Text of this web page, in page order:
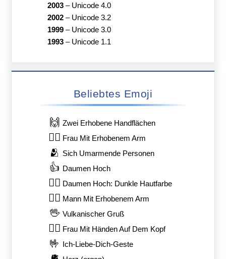
2003– Unicode 4.0
2002– Unicode 3.2
1999– Unicode 3.0
1993– Unicode 1.1
Beliebtes Emoji
🙌 Zwei Erhobene Handflächen
🙋‍♀️ Frau Mit Erhobenem Arm
🫂 Sich Umarmende Personen
👍 Daumen Hoch
👍🏿 Daumen Hoch: Dunkle Hautfarbe
🙋‍♂️ Mann Mit Erhobenem Arm
🖖 Vulkanischer Gruß
🙆‍♀️ Frau Mit Händen Auf Dem Kopf
🤟 Ich-Liebe-Dich-Geste